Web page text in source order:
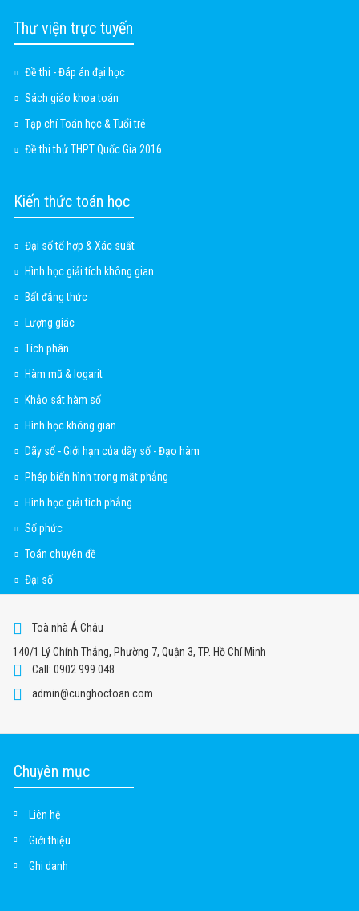
Thư viện trực tuyến
Đề thi - Đáp án đại học
Sách giáo khoa toán
Tạp chí Toán học & Tuổi trẻ
Đề thi thử THPT Quốc Gia 2016
Kiến thức toán học
Đại số tổ hợp & Xác suất
Hình học giải tích không gian
Bất đẳng thức
Lượng giác
Tích phân
Hàm mũ & logarit
Khảo sát hàm số
Hình học không gian
Dãy số - Giới hạn của dãy số - Đạo hàm
Phép biến hình trong mặt phẳng
Hình học giải tích phẳng
Số phức
Toán chuyên đề
Đại số
Toà nhà Á Châu
140/1 Lý Chính Thắng, Phường 7, Quận 3, TP. Hồ Chí Minh
Call: 0902 999 048
admin@cunghoctoan.com
Chuyên mục
Liên hệ
Giới thiệu
Ghi danh